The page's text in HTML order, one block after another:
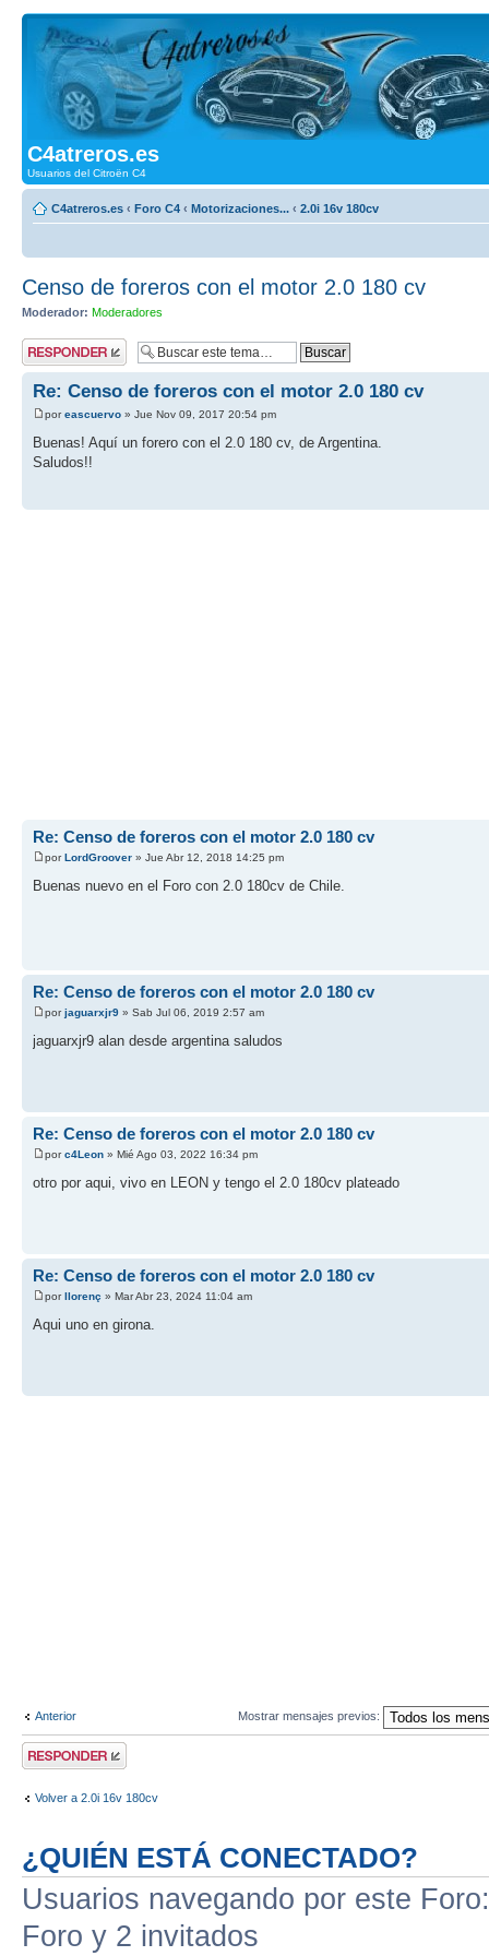
C4atreros.es
Usuarios del Citroën C4
C4atreros.es ‹ Foro C4 ‹ Motorizaciones... ‹ 2.0i 16v 180cv
Censo de foreros con el motor 2.0 180 cv
Moderador: Moderadores
Publicar una
respuesta
Re: Censo de foreros con el motor 2.0 180 cv
poreascuervo » Jue Nov 09, 2017 20:54 pm
Buenas! Aquí un forero con el 2.0 180 cv, de Argentina.
Saludos!!
Re: Censo de foreros con el motor 2.0 180 cv
porLordGroover » Jue Abr 12, 2018 14:25 pm
Buenas nuevo en el Foro con 2.0 180cv de Chile.
Re: Censo de foreros con el motor 2.0 180 cv
porjaguarxjr9 » Sab Jul 06, 2019 2:57 am
jaguarxjr9 alan desde argentina saludos
Re: Censo de foreros con el motor 2.0 180 cv
porc4Leon » Mié Ago 03, 2022 16:34 pm
otro por aqui, vivo en LEON y tengo el 2.0 180cv plateado
Re: Censo de foreros con el motor 2.0 180 cv
porllorenç » Mar Abr 23, 2024 11:04 am
Aqui uno en girona.
Anterior Mostrar mensajes previos:
Publicar una
respuesta
Volver a 2.0i 16v 180cv
¿QUIÉN ESTÁ CONECTADO?
Usuarios navegando por este
Foro y 2 invitados